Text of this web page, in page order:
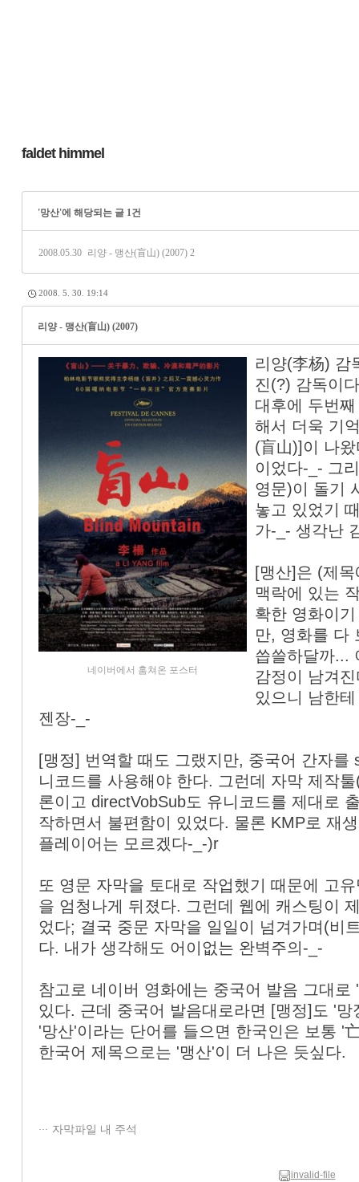
faldet himmel
'망산'에 해당되는 글 1건
2008.05.30 리양 - 맹산(盲山) (2007) 2
2008. 5. 30. 19:14
리양 - 맹산(盲山) (2007)
네이버에서 훔쳐온 포스터
리양(李杨) 감
진(?) 감독이
대후에 두번
해서 더욱 기
(盲山)]이 나
이었다-_- 그
영문)이 돌기
놓고 있었기
가-_- 생각난
[맹산]은 (제
맥락에 있는
확한 영화이
만, 영화를 다
씁쓸하달까...
감정이 남겨
있으니 남한
젠장-_-
[맹정] 번역할 때도 그랬지만, 중국어 간자를
니코드를 사용해야 한다. 그런데 자막 제작
론이고 directVobSub도 유니코드를 제대로
작하면서 불편함이 있었다. 물론 KMP로 재
플레이어는 모르겠다-_-)r
또 영문 자막을 토대로 작업했기 때문에 고
을 엄청나게 뒤졌다. 그런데 웹에 캐스팅이
었다; 결국 중문 자막을 일일이 넘겨가며(비
다. 내가 생각해도 어이없는 완벽주의-_-
참고로 네이버 영화에는 중국어 발음 그대
있다. 근데 중국어 발음대로라면 [맹정]도 '
'망산'이라는 단어를 들으면 한국인은 보통 '
한국어 제목으로는 '맹산'이 더 나은 듯싶다.
자막파일 내 주석
invalid-file